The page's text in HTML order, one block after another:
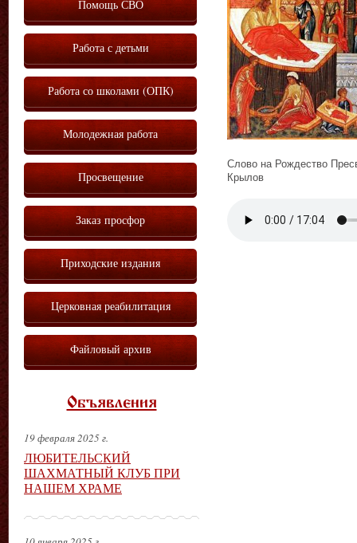
Слово на Рождество
Крылов
Помощь СВО
Работа с детьми
Работа со школами (ОПК)
Молодежная работа
Просвещение
Заказ просфор
Приходские издания
Церковная реабилитация
Файловый архив
Объявления
19 февраля 2025 г.
ЛЮБИТЕЛЬСКИЙ
ШАХМАТНЫЙ КЛУБ ПРИ
НАШЕМ ХРАМЕ